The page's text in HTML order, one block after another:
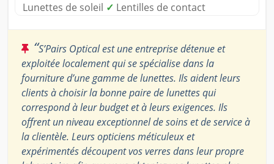
Lunettes de soleil ✓ Lentilles de contact
“S’Pairs Optical est une entreprise détenue et
exploitée localement qui se spécialise dans la
fourniture d’une gamme de lunettes. Ils aident leurs
clients à choisir la bonne paire de lunettes qui
correspond à leur budget et à leurs exigences. Ils
offrent un niveau exceptionnel de soins et de service à
la clientèle. Leurs opticiens méticuleux et
expérimentés découpent vos verres dans leur propre